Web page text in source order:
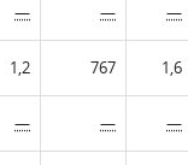
— — —
1,2 767 1,6
— — —